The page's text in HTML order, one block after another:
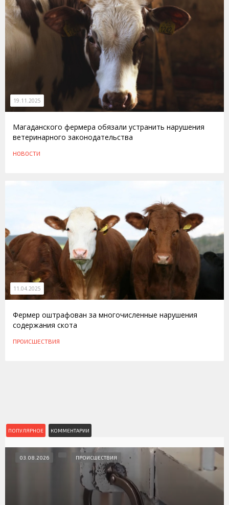
19.11.2025
Магаданского фермера обязали устранить нарушения
ветеринарного законодательства
НОВОСТИ
11.04.2025
Фермер оштрафован за многочисленные нарушения
содержания скота
ПРОИСШЕСТВИЯ
ПОПУЛЯРНОЕ КОММЕНТАРИИ
03.08.2026 ПРОИСШЕСТВИЯ